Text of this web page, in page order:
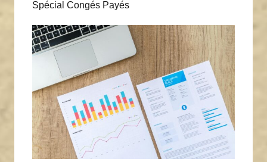
Spécial Congés Payés